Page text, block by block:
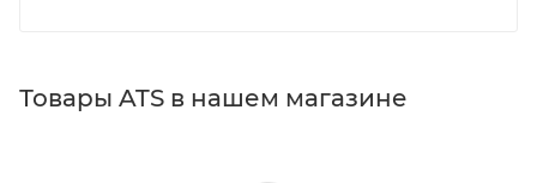
Товары ATS в нашем магазине